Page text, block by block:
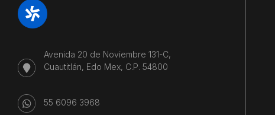
Avenida 20 de Noviembre 131-C,
Cuautitlán, Edo Mex, C.P. 54800
55 6096 3968